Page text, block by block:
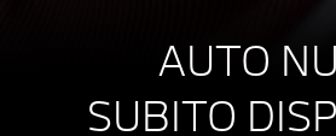
AUTO
SUBITO